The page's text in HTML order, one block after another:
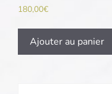
180,00€
Ajouter au panier